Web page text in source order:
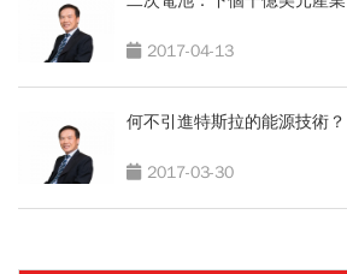
2017-04-13
何不引進特斯拉的能源技術？
2017-03-30